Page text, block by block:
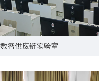
数智供应链实验室